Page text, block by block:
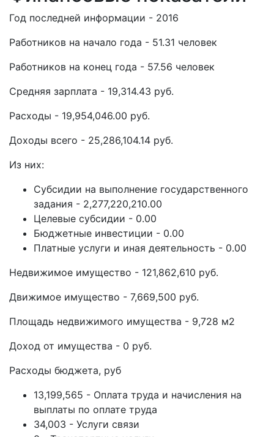
Год последней информации - 2016
Работников на начало года - 51.31 человек
Работников на конец года - 57.56 человек
Средняя зарплата - 19,314.43 руб.
Расходы - 19,954,046.00 руб.
Доходы всего - 25,286,104.14 руб.
Из них:
Субсидии на выполнение государственного
задания - 2,277,220,210.00
Целевые субсидии - 0.00
Бюджетные инвестиции - 0.00
Платные услуги и иная деятельность - 0.00
Недвижимое имущество - 121,862,610 руб.
Движимое имущество - 7,669,500 руб.
Площадь недвижимого имущества - 9,728 м2
Доход от имущества - 0 руб.
Расходы бюджета, руб
13,199,565 - Оплата труда и начисления на
выплаты по оплате труда
34,003 - Услуги связи